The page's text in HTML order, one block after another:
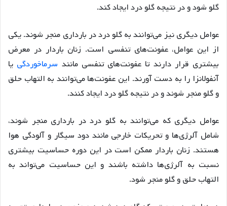
گلو شود و در نتیجه گلو درد ایجاد کند.
عوامل دیگری نیز می‌توانند به گلو درد در بارداری منجر شوند. یکی
از این عوامل، عفونت‌های تنفسی است. زنان باردار در معرض
بیشتری قرار دارند تا عفونت‌های تنفسی مانند سرماخوردگی یا
آنفولانزا را به دست آورند. این عفونت‌ها می‌توانند به التهاب حلق
و گلو منجر شوند و در نتیجه گلو درد ایجاد کنند.
عوامل دیگری که می‌توانند به گلو درد در بارداری منجر شوند،
شامل آلرژی‌ها و تحریکات خارجی مانند دود سیگار و آلودگی هوا
هستند. زنان باردار ممکن است در این دوره حساسیت بیشتری
نسبت به آلرژی‌ها داشته باشند و این حساسیت می‌تواند به
التهاب حلق و گلو منجر شود.